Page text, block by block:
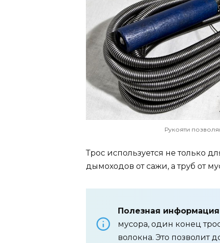
Рукояти
Трос используется не только
дымоходов от сажи, а труб от
Полезная
мусора, один конец
волокна. Это позволит